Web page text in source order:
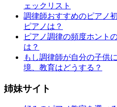
ェックリスト
調律師おすすめのピアノ
ピアノは？
ピアノ調律の頻度ホント
は？
もし調律師が自分の子供
境、教育はどうする？
姉妹サイト